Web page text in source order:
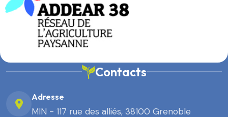
Contacts
Adresse
MIN - 117 rue des alliés, 38100 Grenoble